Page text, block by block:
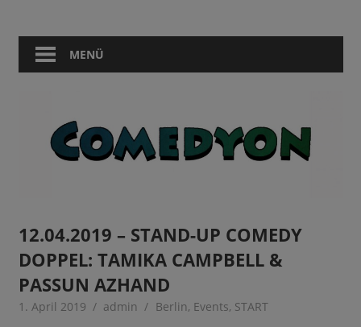
springen
Comedyon
Berlin
MENÜ
12.04.2019 – STAND-UP COMEDY
DOPPEL: TAMIKA CAMPBELL &
PASSUN AZHAND
1. April 2019 admin Berlin, Events, START